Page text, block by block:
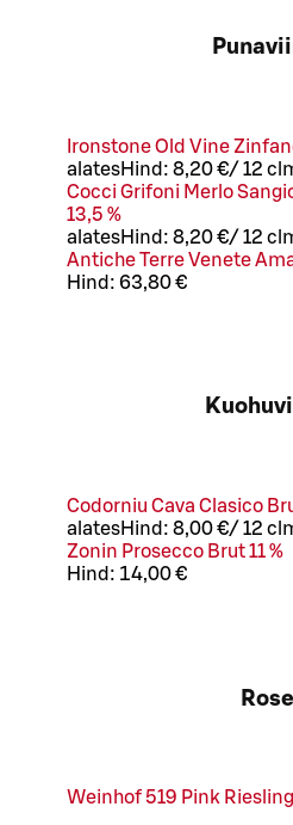
Ironstone Old Vine
alatesHind: 8,20 €/ 12 cl
Cocci Grifoni Merlo
13,5 %
alatesHind: 8,20 €/ 12 cl
Antiche Terre Venete
Hind: 63,80 €
Codorniu Cava Clasico
alatesHind: 8,00 €/ 12 cl
Zonin Prosecco Brut 11 %
Hind: 14,00 €
Rose
Weinhof 519 Pink Riesling